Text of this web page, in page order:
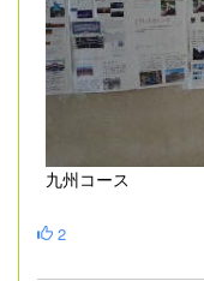
九州コース
2